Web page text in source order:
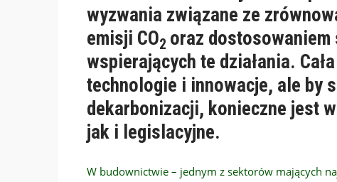
wyzwania związane ze
emisji CO2 oraz
wspierających te działania.
technologie i innowacje, ale by
dekarbonizacji, konieczne jest
jak i legislacyjne.
W budownictwie – jednym z sektorów mających